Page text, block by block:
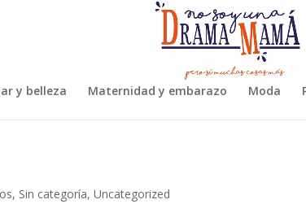
y belleza Maternidad y embarazo Moda
, Sin categoría, Uncategorized